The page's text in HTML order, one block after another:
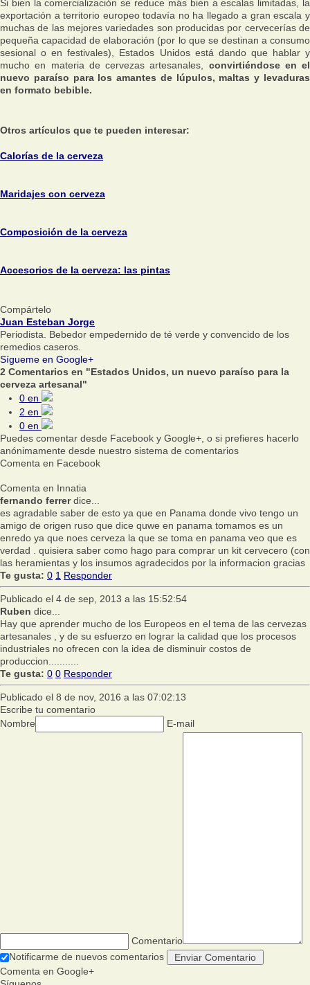
Si bien la comercialización se reduce más bien a escalas limitadas, la
exportación a territorio europeo todavía no ha llegado a gran escala y
muchas de las mejores variedades son producidas por cervecerías de
pequeña capacidad de elaboración (por lo que se destinan a consumo
sesional o en festivales), Estados Unidos está dando que hablar y
mucho en materia de cervezas artesanales, convirtiéndose en el
nuevo paraíso para los amantes de lúpulos, maltas y levaduras
en formato bebible.
Otros artículos que te pueden interesar:
Calorías de la cerveza
Maridajes con cerveza
Composición de la cerveza
Accesorios de la cerveza: las pintas
Compártelo
Juan Esteban Jorge
Periodista. Bebedor empedernido de té verde y convencido de los
remedios caseros.
Sígueme en Google+
2 Comentarios en "Estados Unidos, un nuevo paraíso para la
cerveza artesanal"
0 en
2 en
0 en
Puedes comentar desde Facebook y Google+, o si prefieres hacerlo
anónimamente desde nuestro sistema de comentarios
Comenta en Facebook
Comenta en Innatia
fernando ferrerdice...
es agradable saber de esto ya que en Panama donde vivo tengo un
amigo de origen ruso que dice quwe en panama tomamos es un
enredo ya que noes cerveza la que se toma en panama veo que es
verdad . quisiera saber como hago para comprar un kit cervecero (con
las heramientas y los insumos agradecidos por la informacion gracias
Te gusta: 0 1 Responder
Publicado el 4 de sep, 2013 a las 15:52:54
Ruben dice...
Hay que aprender mucho de los Europeos en el tema de las cervezas
artesanales , y de su esfuerzo en lograr la calidad que los procesos
industriales no ofrecen con la idea de disminuir costos de
produccion...........
Te gusta: 0 0 Responder
Publicado el 8 de nov, 2016 a las 07:02:13
Escribe tu comentario
Nombre
E-mail
Comentario
Notificarme de nuevos comentarios
Comenta en Google+